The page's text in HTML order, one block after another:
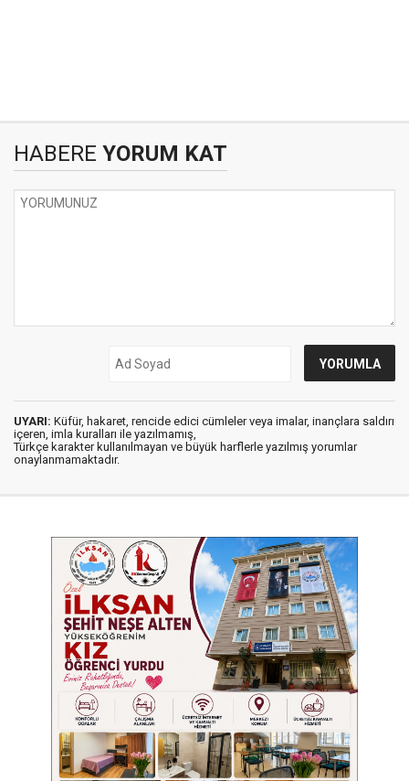
HABERE YORUM KAT
UYARI: Küfür, hakaret, rencide edici cümleler veya imalar, inançlara saldırı
içeren, imla kuralları ile yazılmamış,
Türkçe karakter kullanılmayan ve büyük harflerle yazılmış yorumlar
onaylanmamaktadır.